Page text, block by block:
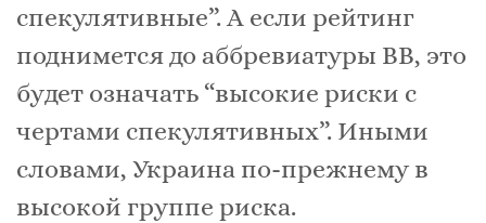
спекулятивные”. А если рейтинг
поднимется до аббревиатуры ВВ, это
будет означать “высокие риски с
чертами спекулятивных”. Иными
словами, Украина по-прежнему в
высокой группе риска.